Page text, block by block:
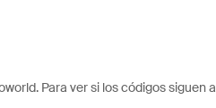
Para ver si los códigos siguen